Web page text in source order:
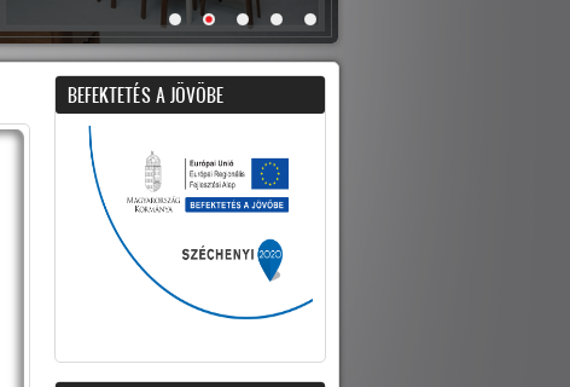
BEFEKTETÉS A JÖVÖBE